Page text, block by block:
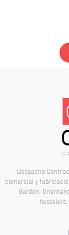
Despacho
comercial y
Garden.